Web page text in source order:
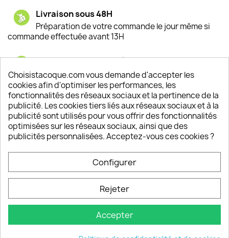
Livraison sous 48H
Préparation de votre commande le jour même si
commande effectuée avant 13H
Satisfaction de nos clients
Depuis 2009, entre 92% et 94% de nos clients
sont satisfaits de nos produits
Un SAV à votre écoute
Notre SAV est disponible 6/7J de 10h à 18H
Choisistacoque.com vous demande d'accepter les
cookies afin d'optimiser les performances, les
fonctionnalités des réseaux sociaux et la pertinence de la
publicité. Les cookies tiers liés aux réseaux sociaux et à la
publicité sont utilisés pour vous offrir des fonctionnalités
optimisées sur les réseaux sociaux, ainsi que des
publicités personnalisées. Acceptez-vous ces cookies ?
Configurer
Rejeter
Accepter